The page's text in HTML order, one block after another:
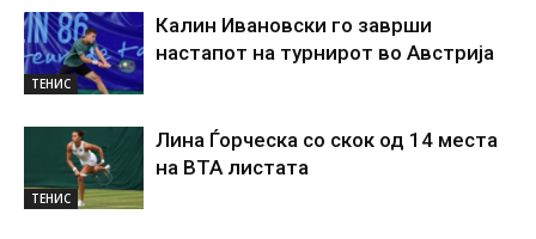
ТЕНИС
Калин Ивановски го заврши
настапот на турнирот во Австрија
ТЕНИС
Лина Ѓорческа со скок од 14 места
на ВТА листата